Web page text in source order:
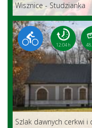
Wisznice - Studzianka
12:04 h
Szlak dawnych cerkwi i